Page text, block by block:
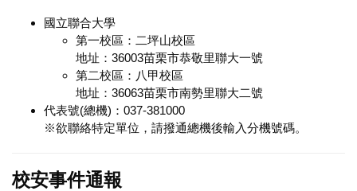
國立聯合大學
第一校區：二坪山校區
地址：36003苗栗市恭敬里聯大一號
第二校區：八甲校區
地址：36063苗栗市南勢里聯大二號
代表號(總機)：037-381000
※欲聯絡特定單位，請撥通總機後輸入分機號碼。
校安事件通報